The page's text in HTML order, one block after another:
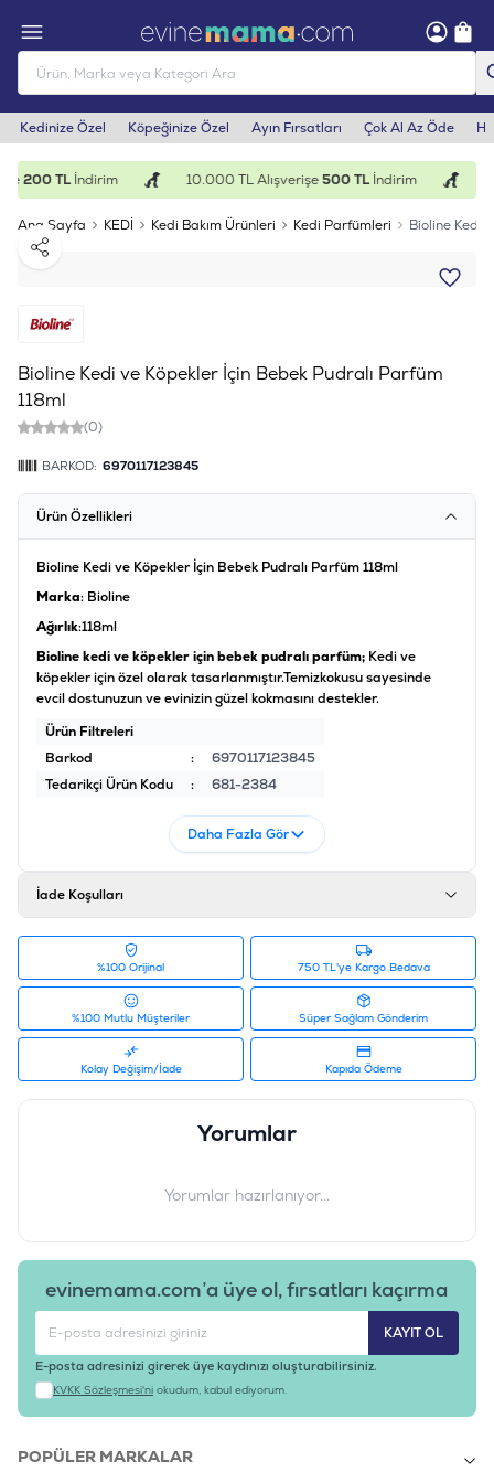
Kedinize Özel Köpeğinize Özel Ayın Fırsatları Çok Al Az Öde
200 TLİndirim 10.000 TL Alışverişe500 TLİndirim
Ana Sayfa KEDİ Kedi Bakım Ürünleri Kedi Parfümleri
Bioline Kedi
Paylaş
Bioline Kedi ve Köpekler İçin Bebek Pudralı Parfüm
118ml
(0)
BARKOD: 6970117123845
Ürün Özellikleri
Bioline Kedi ve Köpekler İçin Bebek Pudralı Parfüm 118ml
Marka: Bioline
Ağırlık:118ml
Bioline kedi ve köpekler için bebek pudralı parfüm; Kedi ve
köpekler için özel olarak tasarlanmıştır.Temizkokusu sayesinde
evcil dostunuzun ve evinizin güzel kokmasını destekler.
Ürün Filtreleri
Barkod
:
6970117123845
Tedarikçi Ürün Kodu
: 681-2384
Daha Fazla Gör
İade Koşulları
%100 Orijinal 750 TL'ye Kargo Bedava
%100 Mutlu Müşteriler Süper Sağlam Gönderim
Kolay Değişim/İade Kapıda Ödeme
Yorumlar
Yorumlar hazırlanıyor...
evinemama.com’a üye ol, fırsatları kaçırma
KAYIT OL
E-posta adresinizi girerek üye kaydınızı oluşturabilirsiniz.
KVKK Sözleşmesi'ni okudum, kabul ediyorum.
POPÜLER MARKALAR